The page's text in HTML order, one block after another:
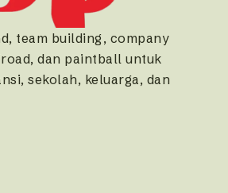
team building, company
dan paintball untuk
sekolah, keluarga, dan